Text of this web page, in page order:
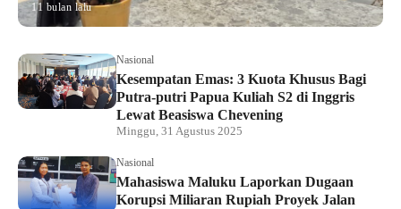
11 bulan lalu
Nasional
Kesempatan Emas: 3 Kuota Khusus Bagi
Putra-putri Papua Kuliah S2 di Inggris
Lewat Beasiswa Chevening
Minggu, 31 Agustus 2025
Nasional
Mahasiswa Maluku Laporkan Dugaan
Korupsi Miliaran Rupiah Proyek Jalan